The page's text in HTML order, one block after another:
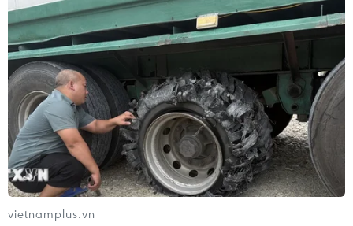
Thiết bị đổ bộ của NASA thu được xung
động lạ trên Sao Hỏa
02/10/2019 06:27
Phòng nghiên cứu động cơ phản lực (JPL) cho biết các
xung động còn lại cũng có thể là các trận động đất,
song nhóm nhà khoa học của JPL không công bố
nguyên nhân dẫn đến những xung động nói trên.
vietnamplus.vn